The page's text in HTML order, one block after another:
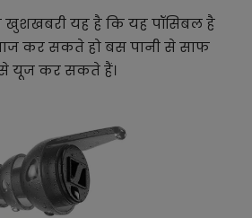
यह है कि यह पॉसिबल है
कर सकते हो बस पानी से साफ
यूज कर सकते हैं।